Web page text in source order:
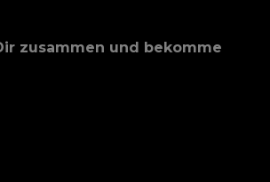
zusammen und bekomme